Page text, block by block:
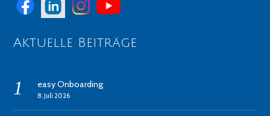
Aktuelle Beiträge
easy Onboarding
8. Juli 2026